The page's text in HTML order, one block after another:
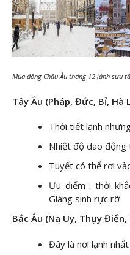
Mùa đông Châu Âu tháng 12 (ảnh sưu
Tây Âu (Pháp, Đức, Bỉ, Hà
Thời tiết lạnh
Nhiệt độ dao động
Tuyết có thể rơi
Ưu điểm : thời
Giáng sinh rực rỡ
Bắc Âu (Na Uy, Thụy
Đây là nơi lạnh nhất